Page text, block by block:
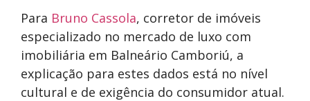
Para Bruno Cassola, corretor de imóveis
especializado no mercado de luxo com
imobiliária em Balneário Camboriú, a
explicação para estes dados está no nível
cultural e de exigência do consumidor atual.